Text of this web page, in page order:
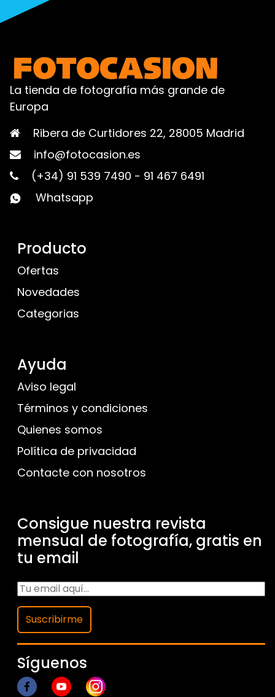
La tienda de fotografía más grande de
Europa
Ribera de Curtidores 22, 28005 Madrid
info@fotocasion.es
(+34) 91 539 7490 - 91 467 6491
Whatsapp
Producto
Ofertas
Novedades
Categorias
Ayuda
Aviso legal
Términos y condiciones
Quienes somos
Política de privacidad
Contacte con nosotros
Consigue nuestra revista
mensual de fotografía, gratis en
tu email
Suscribirme
Síguenos